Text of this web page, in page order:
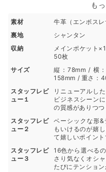
も
素材
牛革（エンボスレ
裏地
シャンタン
収納
メインポケット
50枚
サイズ
縦：78mm / 横
158mm / 重さ：
スタッフレビ
ュー１
リニューアルし
ビジネスシーン
の質感がありつつ
スタッフレビ
ュー２
ベーシックな形
もいけるのが嬉
て嬉しいポイント
スタッフレビ
ュー３
16色から選べる
さり気なくオシ
たびにテンション